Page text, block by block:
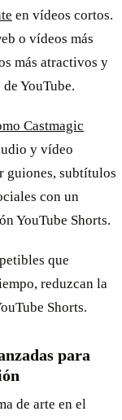
en vídeos cortos.
o vídeos más
más atractivos y
YouTube.
Castmagic
y vídeo
guiones, subtítulos
con un
YouTube Shorts.
que
reduzcan la
Shorts.
para
de arte en el